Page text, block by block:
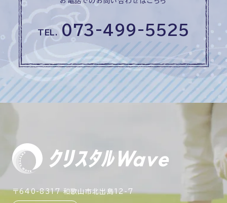
TEL. 073-499-5525
〒640-8317 和歌山市北出島12-7